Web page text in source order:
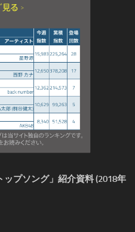
ップソング」紹介資料 (2018年